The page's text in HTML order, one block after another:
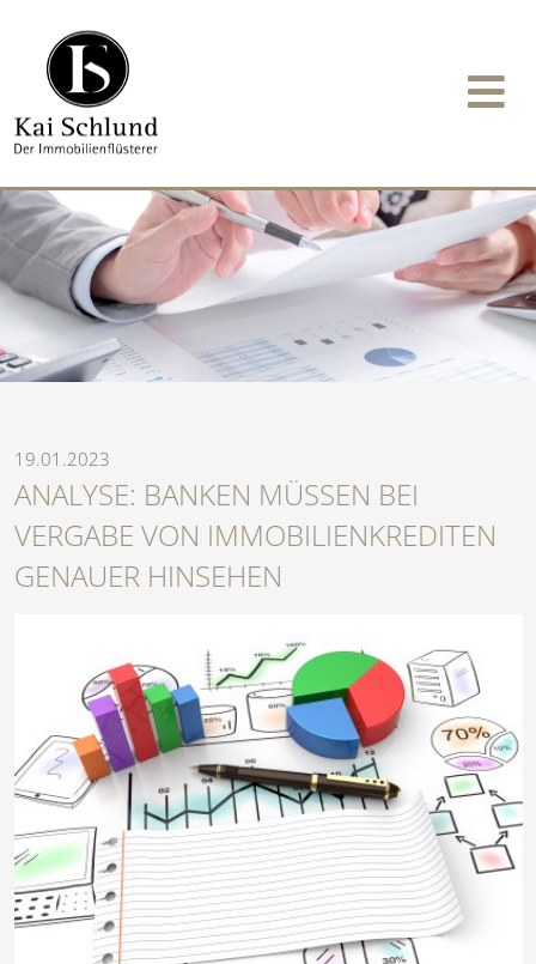
19.01.2023
ANALYSE: BANKEN MÜSSEN BEI
VERGABE VON IMMOBILIENKREDITEN
GENAUER HINSEHEN